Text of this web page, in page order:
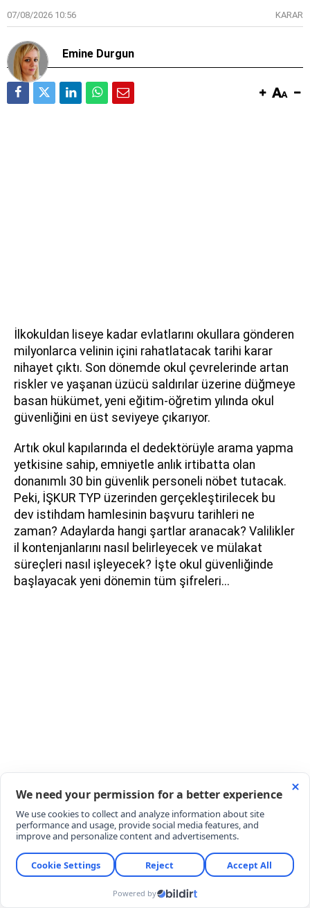
07/08/2026 10:56 KARAR
Emine Durgun
İlkokuldan liseye kadar evlatlarını okullara gönderen
milyonlarca velinin içini rahatlatacak tarihi karar
nihayet çıktı. Son dönemde okul çevrelerinde artan
riskler ve yaşanan üzücü saldırılar üzerine düğmeye
basan hükümet, yeni eğitim-öğretim yılında okul
güvenliğini en üst seviyeye çıkarıyor.
Artık okul kapılarında el dedektörüyle arama yapma
yetkisine sahip, emniyetle anlık irtibatta olan
donanımlı 30 bin güvenlik personeli nöbet tutacak.
Peki, İŞKUR TYP üzerinden gerçekleştirilecek bu
dev istihdam hamlesinin başvuru tarihleri ne
zaman? Adaylarda hangi şartlar aranacak? Valilikler
il kontenjanlarını nasıl belirleyecek ve mülakat
süreçleri nasıl işleyecek? İşte okul güvenliğinde
başlayacak yeni dönemin tüm şifreleri...